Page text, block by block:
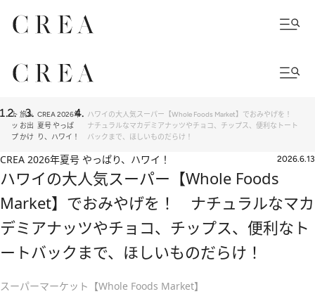
ト
ッ
プ
旅＆
お出
かけ
CREA 2026年
夏号 やっぱ
り、ハワイ！
ハワイの大人気スーパー【Whole Foods Market】でおみやげを！
ナチュラルなマカデミアナッツやチョコ、チップス、便利なトート
バックまで、ほしいものだらけ！
CREA 2026年夏号 やっぱり、ハワイ！ 2026.6.13
ハワイの大人気スーパー【Whole Foods
Market】でおみやげを！ ナチュラルなマカ
デミアナッツやチョコ、チップス、便利なト
ートバックまで、ほしいものだらけ！
スーパーマーケット【Whole Foods Market】